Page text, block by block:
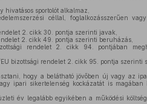
hivatásos sportolót alkalmaz,
céllal, foglalkozásszerűen
2. cikk 30. pontja szerinti javak,
2. cikk 49. pontja szerinti beruházás,
rendelet 2. cikk 94. pontjában
bizottsági rendelet 2. cikk 95. pontja szerinti
hogy a belátható jövőben új vagy az
ipari sikertelenség kockázatát is magában
év legalább egyikében a működési